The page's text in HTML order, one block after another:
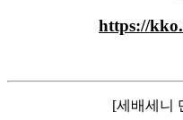
https://
[세배세니